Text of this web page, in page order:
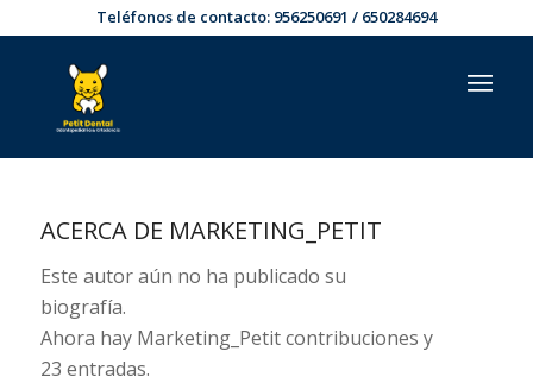
Teléfonos de contacto: 956250691 / 650284694
ACERCA DE MARKETING_PETIT
Este autor aún no ha publicado su
biografía.
Ahora hay Marketing_Petitcontribuciones y
23 entradas.